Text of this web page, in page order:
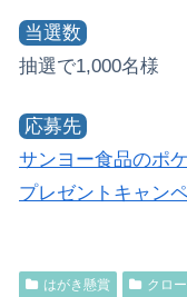
当選数
抽選で1,000名様
応募先
サンヨー食品のポ
プレゼントキャン
はがき懸賞 クロ